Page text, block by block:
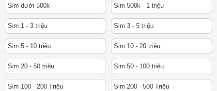
Sim dưới 500k Sim 500k - 1 triệu
Sim 1 - 3 triệu Sim 3 - 5 triệu
Sim 5 - 10 triệu Sim 10 - 20 triệu
Sim 20 - 50 triệu Sim 50 - 100 triệu
Sim 100 - 200 Triệu Sim 200 - 500 Triệu